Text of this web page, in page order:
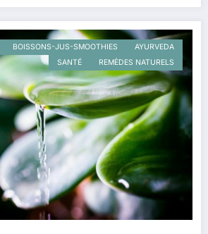
AYURVEDA
BOISSONS-JUS-SMOOTHIES
REMÈDES NATURELS
SANTÉ